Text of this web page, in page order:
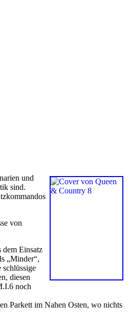
und
sind.
von
dem Einsatz
„Minder“,
diesen
noch
Parkett im Nahen Osten, wo nichts